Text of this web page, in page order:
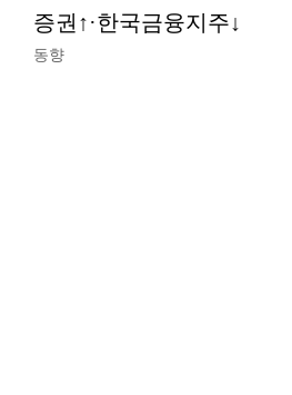
증권↑·한국금융지주↓
동향